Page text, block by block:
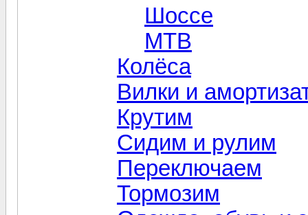
Шоссе
MTB
Колёса
Вилки и
Крутим
Сидим и рулим
Переключаем
Тормозим